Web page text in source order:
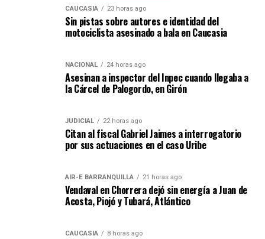
CAUCASIA 23 horas ago
Sin pistas sobre autores e identidad del
motociclista asesinado a bala en Caucasia
NACIONAL 24 horas ago
Asesinan a inspector del Inpec cuando llegaba a
la Cárcel de Palogordo, en Girón
JUDICIAL 22 horas ago
Citan al fiscal Gabriel Jaimes a interrogatorio
por sus actuaciones en el caso Uribe
AIR-E BARRANQUILLA 21 horas ago
Vendaval en Chorrera dejó sin energía a Juan de
Acosta, Piojó y Tubará, Atlántico
CAUCASIA 8 horas ago